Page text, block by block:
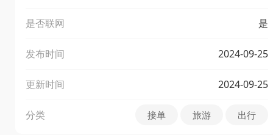
是否联网 是
发布时间 2024-09-25
更新时间 2024-09-25
分类 接单 旅游 出行